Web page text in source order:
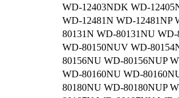
WD-12403NDK WD-
WD-12481N WD-12481NP
80131N WD-80131NU
WD-80150NUV WD-
80156NU WD-80156NUP
WD-80160NU WD-
80180NU WD-80180NUP